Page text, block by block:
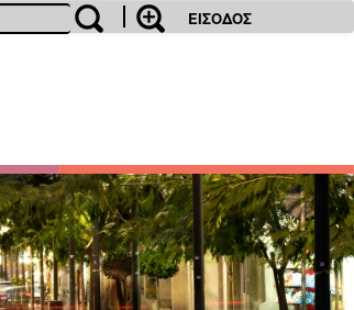
ΕΙΣΟΔΟΣ